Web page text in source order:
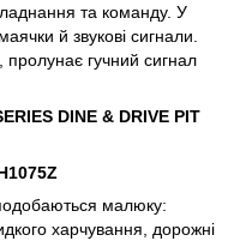
та команду. У
й звукові сигнали.
гучний сигнал
DINE & DRIVE PIT
малюку:
харчування, дорожні